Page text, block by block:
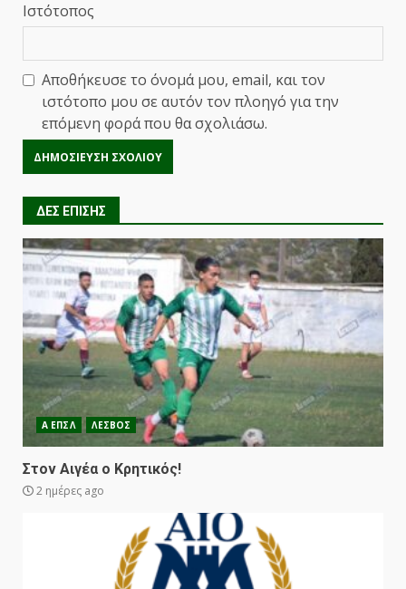
Ιστότοπος
Αποθήκευσε το όνομά μου, email, και τον
ιστότοπο μου σε αυτόν τον πλοηγό για την
επόμενη φορά που θα σχολιάσω.
ΔΕΣ ΕΠΙΣΗΣ
Α ΕΠΣΛ ΛΕΣΒΟΣ
Στον Αιγέα ο Κρητικός!
2 ημέρες ago